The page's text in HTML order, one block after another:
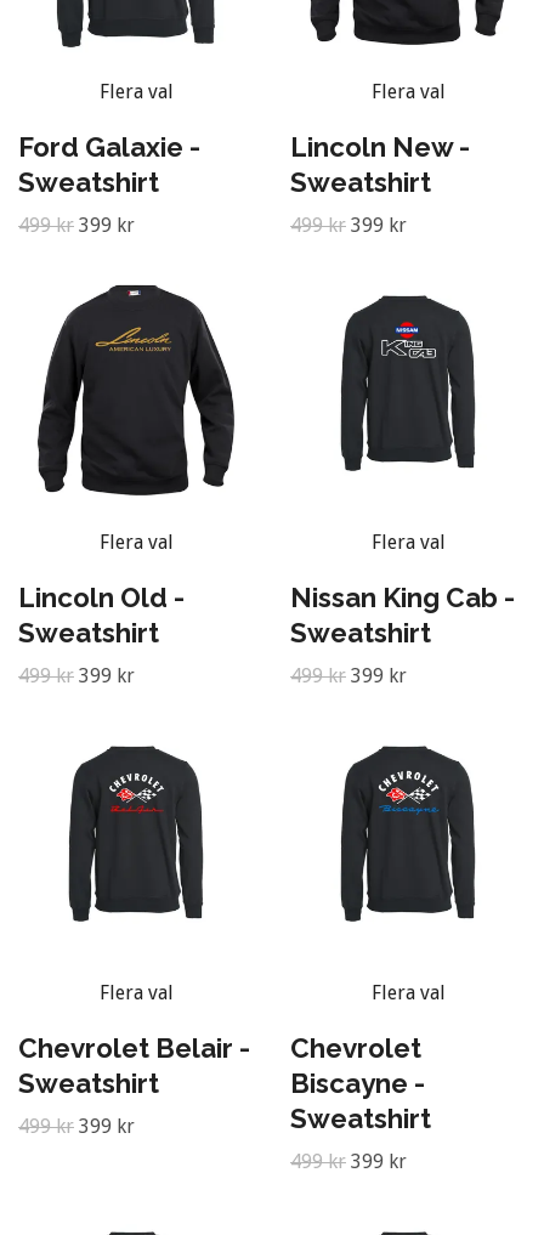
Flera val
Ford Galaxie -
Sweatshirt
499 kr 399 kr
Flera val
Lincoln New -
Sweatshirt
499 kr 399 kr
Flera val
Lincoln Old -
Sweatshirt
499 kr 399 kr
Flera val
Nissan King Cab -
Sweatshirt
499 kr 399 kr
Flera val
Chevrolet Belair -
Sweatshirt
499 kr 399 kr
Flera val
Chevrolet
Biscayne -
Sweatshirt
499 kr 399 kr